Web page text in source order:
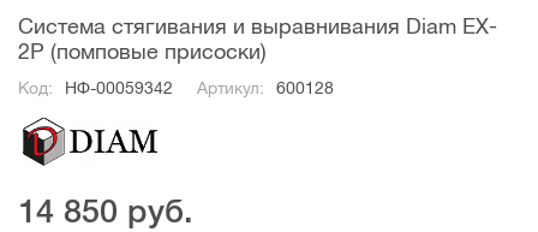
Система стягивания и выравнивания Diam EX-
2P (помповые присоски)
Код: НФ-00059342 Артикул: 600128
14 850 руб.